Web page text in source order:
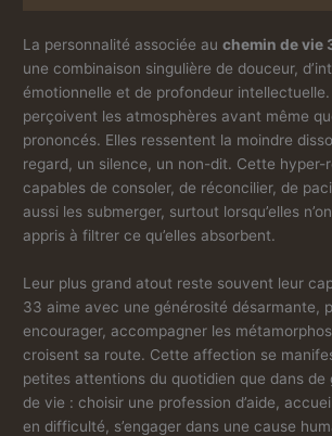
La personnalité associée auchemin de vie
une combinaison singulière de douceur,
émotionnelle et de profondeur
perçoivent les atmosphères avant même
prononcés. Elles ressentent la moindre
regard, un silence, un non-dit. Cette
capables de consoler, de réconcilier, de
aussi les submerger, surtout lorsqu’elles
appris à filtrer ce qu’elles absorbent.
Leur plus grand atout reste souvent leur
33 aime avec une générosité désarmante,
encourager, accompagner les
croisent sa route. Cette affection se
petites attentions du quotidien que dans de
de vie : choisir une profession d’aide,
en difficulté, s’engager dans une cause